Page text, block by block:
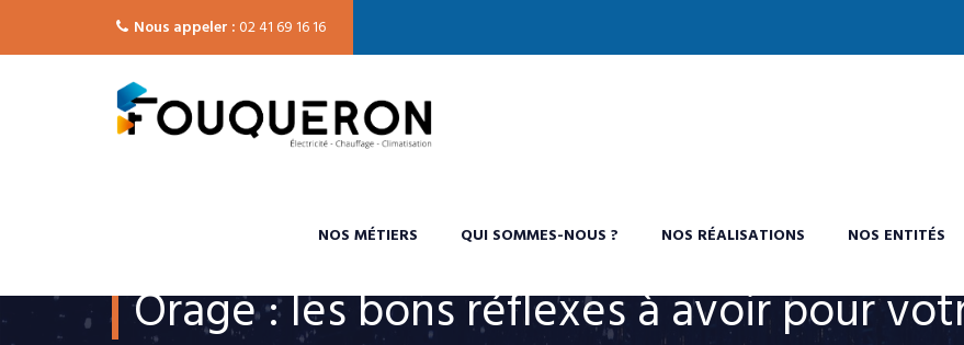
Nous appeler : 02 41 69 16 16
NOS MÉTIERS QUI SOMMES-NOUS ? NOS RÉALISATIONS NOS ENTITÉS
Orage : les bons réflexes à avoir pour